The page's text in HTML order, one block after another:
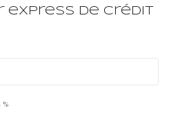
express de crédit